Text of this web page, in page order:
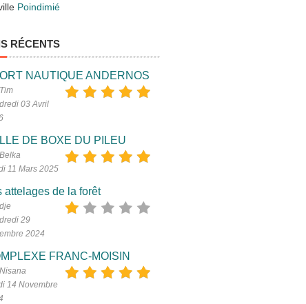
Poindimié
RÉCENTS
NAUTIQUE ANDERNOS
03 Avril
DE BOXE DU PILEU
11 Mars 2025
attelages de la forêt
29
2024
FRANC-MOISIN
14 Novembre